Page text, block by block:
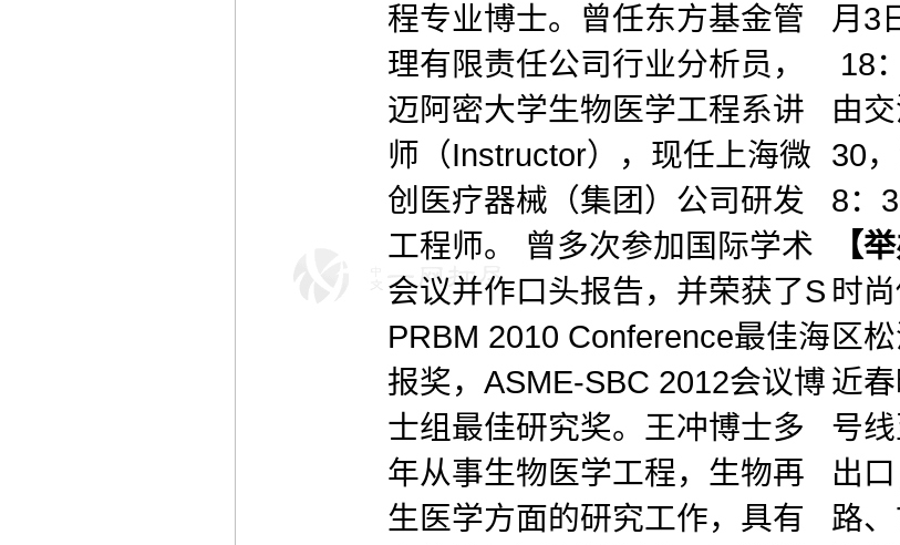
程专业博士。曾任东方基金管
理有限责任公司行业分析员，
迈阿密大学生物医学工程系讲
师（Instructor），现任上海微
创医疗器械（集团）公司研发
工程师。 曾多次参加国际学术
会议并作口头报告，并荣获了S
PRBM 2010 Conference最佳海
报奖，ASME-SBC 2012会议博
士组最佳研究奖。王冲博士多
年从事生物医学工程，生物再
生医学方面的研究工作，具有
月3
18
由
30
8：
【
时
区
近
号
出
路